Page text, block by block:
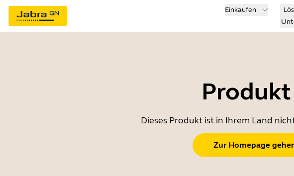
Einkaufen
Dieses Produkt ist in Ihrem Land
Zur Homepage